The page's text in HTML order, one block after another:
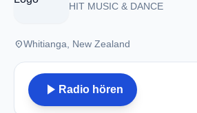
HIT MUSIC & DANCE
placeWhitianga, New Zealand
play_arrow Radio hören